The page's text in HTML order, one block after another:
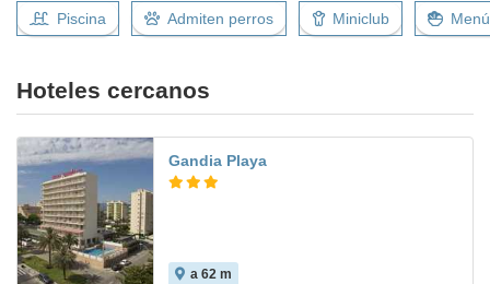
Piscina Admiten perros Miniclub
Hoteles cercanos
Gandia Playa
a 62 m